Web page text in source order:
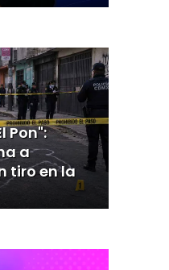
Pon":
a
tiro en la